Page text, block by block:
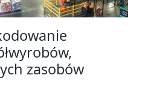
zasobów